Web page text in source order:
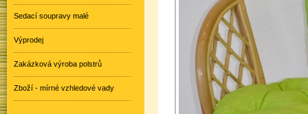
Sedací soupravy malé
Výprodej
Zakázková výroba polstrů
Zboží - mírné vzhledové vady